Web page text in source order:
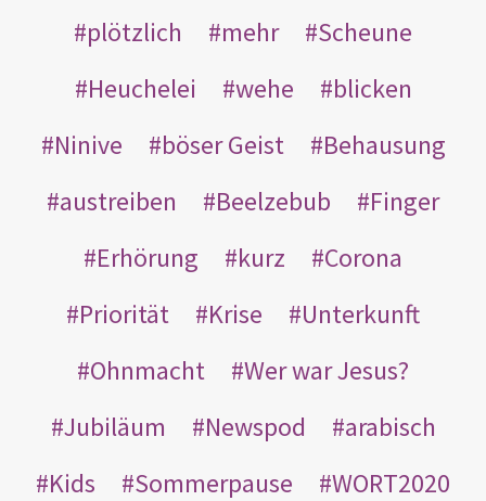
plötzlich mehr
Scheune
Heuchelei
wehe
blicken
Ninive
böser Geist
Behausung
austreiben
Beelzebub
Finger
Erhörung
kurz
Corona
Priorität
Krise
Unterkunft
Ohnmacht
Wer war Jesus?
Jubiläum
Newspod
arabisch
Kids
Sommerpause
WORT2020